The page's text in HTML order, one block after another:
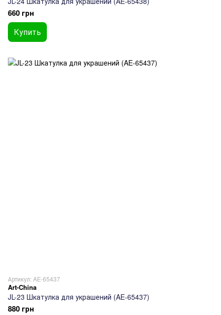
660 грн
Купить
Артикул: AE-65437
Art-China
JL-23 Шкатулка для украшений (AE-65437)
880 грн